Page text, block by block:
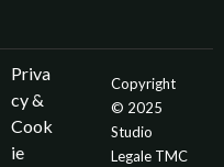
Priva
cy &
Cook
ie
Copyright
© 2025
Studio
Legale TMC